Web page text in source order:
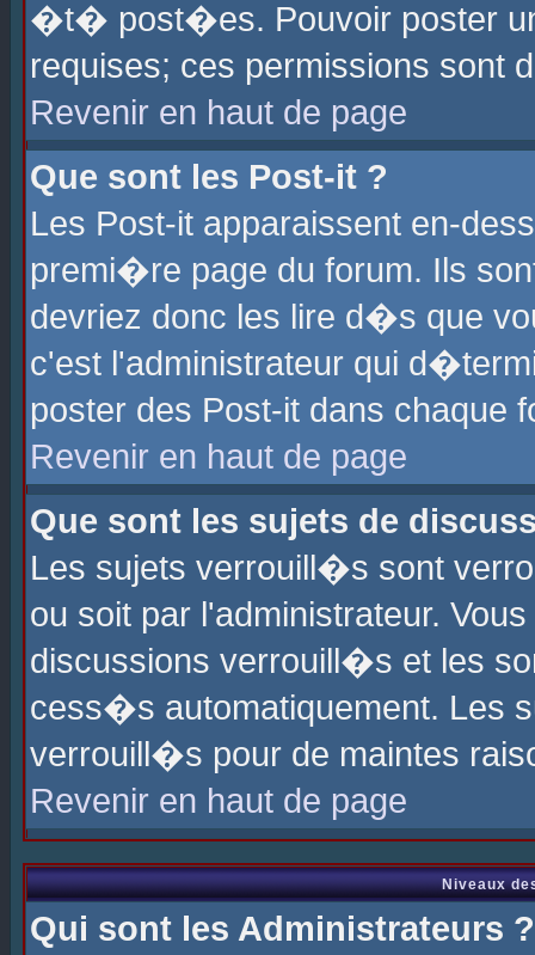
�t� post�es. Pouvoir poster
requises; ces permissions sont
Revenir en haut de page
Que sont les Post-it ?
Les Post-it apparaissent en-
premi�re page du forum. Ils
devriez donc les lire d�s que
c'est l'administrateur qui
poster des Post-it dans chaque
Revenir en haut de page
Que sont les sujets de
Les sujets verrouill�s sont
ou soit par l'administrateur.
discussions verrouill�s et les
cess�s automatiquement. Les
verrouill�s pour de maintes
Revenir en haut de page
Niveaux
Qui sont les Administrateurs ?